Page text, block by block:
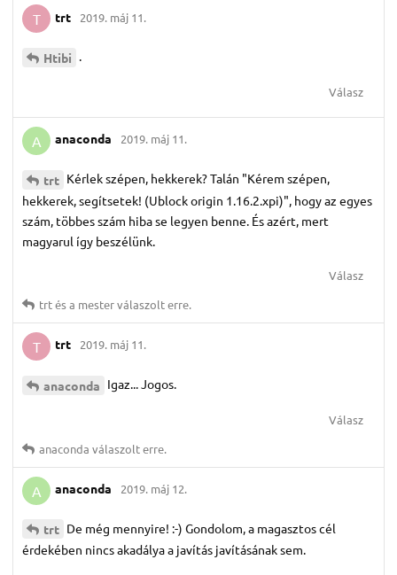
T trt 2019. máj 11.
Htibi .
Válasz
A anaconda 2019. máj 11.
trt Kérlek szépen, hekkerek? Talán "Kérem szépen,
hekkerek, segítsetek! (Ublock origin 1.16.2.xpi)", hogy az egyes
szám, többes szám hiba se legyen benne. És azért, mert
magyarul így beszélünk.
Válasz
trtésa mesterválaszolt erre.
T trt 2019. máj 11.
anaconda Igaz... Jogos.
Válasz
anaconda válaszolt erre.
A anaconda 2019. máj 12.
trt De még mennyire! :-) Gondolom, a magasztos cél
érdekében nincs akadálya a javítás javításának sem.